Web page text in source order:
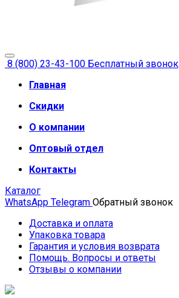
8 (800) 23-43-100 Бесплатный звонок
Главная
Скидки
О компании
Оптовый отдел
Контакты
Каталог
WhatsApp Telegram Обратный звонок
Доставка и оплата
Упаковка товара
Гарантия и условия возврата
Помощь. Вопросы и ответы
Отзывы о компании